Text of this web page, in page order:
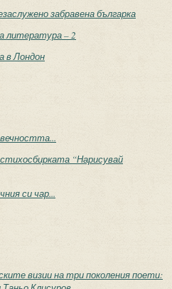
забравена българка
литература – 2
в Лондон
“Нарисувай
си чар...
визии на три поколения поети: